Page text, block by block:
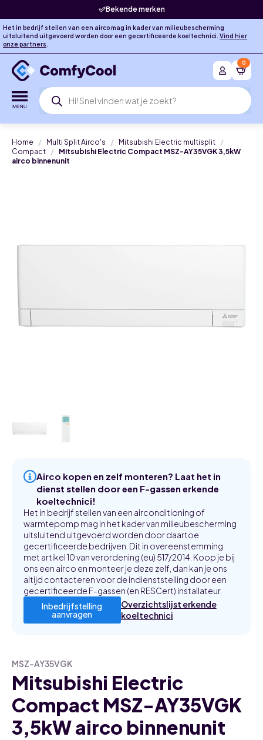
Bekende merken
Het in bedrijf stellen van een airco mag in kader van milieubescherming
uitsluitend uitgevoerd worden door een gecertificeerde koeltechnici. Vind hier
onze partners.
Producten
zoeken
0
Home Multi Split Airco's
Mitsubishi Electric multisplit
Compact
Mitsubishi Electric Compact MSZ-AY35VGK 3,5kW
airco binnenunit
Airco kopen en zelf monteren? Laat het in
dienst stellen door een F-gassen erkende
koeltechnici!
Het in bedrijf stellen van een airconditioning of
warmtepomp mag in het kader van milieubescherming
uitsluitend uitgevoerd worden door daartoe
gecertificeerde bedrijven. Dit in overeenstemming
met artikel 10 van verordening (eu) 517/2014. Koop je bij
ons een airco en monteer je deze zelf, dan kan je ons
altijd contacteren voor de indienststelling door een
gecertificeerde F-gassen (en RESCert) installateur.
Inbedrijfstelling
aanvragen
Overzichtslijst erkende
koeltechnici
MSZ-AY35VGK
Mitsubishi Electric
Compact MSZ-AY35VGK
3,5kW airco binnenunit